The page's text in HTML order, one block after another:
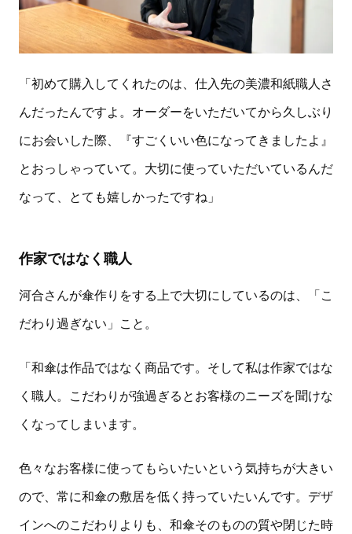
「初めて購入してくれたのは、仕入先の美濃和紙職人さ
んだったんですよ。オーダーをいただいてから久しぶり
にお会いした際、『すごくいい色になってきましたよ』
とおっしゃっていて。大切に使っていただいているんだ
なって、とても嬉しかったですね」
作家ではなく職人
河合さんが傘作りをする上で大切にしているのは、「こ
だわり過ぎない」こと。
「和傘は作品ではなく商品です。そして私は作家ではな
く職人。こだわりが強過ぎるとお客様のニーズを聞けな
くなってしまいます。
色々なお客様に使ってもらいたいという気持ちが大きい
ので、常に和傘の敷居を低く持っていたいんです。デザ
インへのこだわりよりも、和傘そのものの質や閉じた時